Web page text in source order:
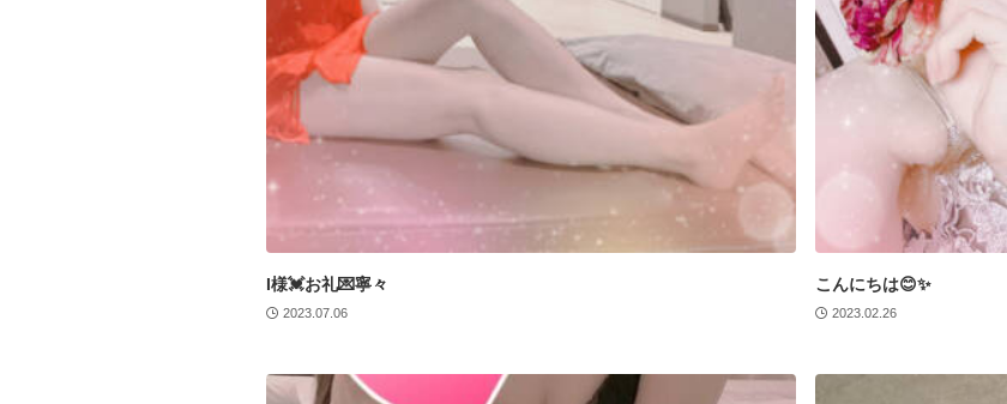
I様💓お礼💌寧々
2023.07.06
こんにちは😊✨
2023.02.26